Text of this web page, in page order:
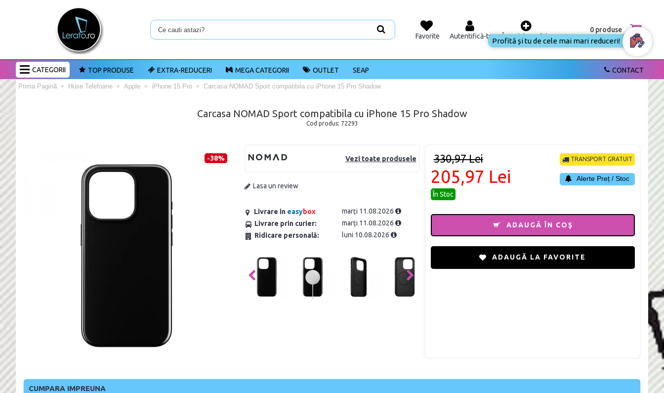
Favorite Autentifică-te Înregistrează-te
0 produse
CATEGORII CONTACT
TOP PRODUSE EXTRA-REDUCERI MEGA CATEGORII OUTLET SEAP
Prima Pagină Huse Telefoane Apple iPhone 15 Pro Carcasa NOMAD Sport compatibila cu iPhone 15 Pro Shadow
Carcasa NOMAD Sport compatibila cu iPhone 15 Pro Shadow
Cod produs: 72293
-38% Vezi toate produsele
Lasa un review
Livrare in easybox
marți 11.08.2026
Livrare prin curier:
marți 11.08.2026
Ridicare personală:
luni 10.08.2026
330,97 Lei
205,97 Lei
În Stoc
TRANSPORT GRATUIT
Alerte Preț / Stoc
ADAUGĂ ÎN COŞ
ADAUGĂ LA FAVORITE
CUMPARA IMPREUNA
Profită
și tu de
cele
mai
mari